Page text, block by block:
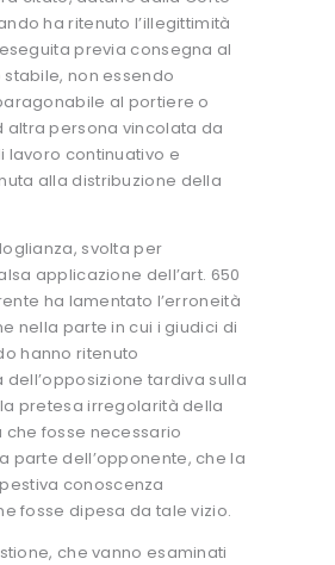
ha ritenuto l’illegittimità
previa consegna al
non essendo
al portiere o
altra persona vincolata da
lavoro continuativo e
alla distribuzione della
svolta per
applicazione dell’art. 650
ha lamentato l’erroneità
nella parte in cui i giudici di
hanno ritenuto
dell’opposizione tardiva sulla
pretesa irregolarità della
che fosse necessario
parte dell’opponente, che la
conoscenza
fosse dipesa da tale vizio.
che vanno esaminati